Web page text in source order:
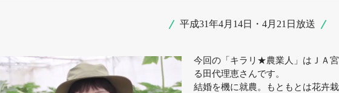
平成31年4月14日・4月21日放送
今回の「キラリ★農業人」はＪＡ
る田代理恵さんです。
結婚を機に就農。もともとは花卉